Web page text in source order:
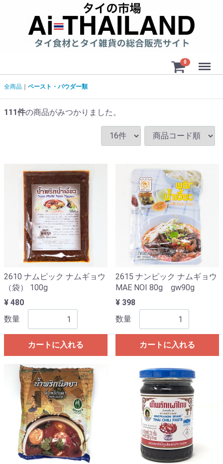
0 Menu
全商品 ペースト・パウダー類
111件の商品がみつかりました。
2610 ナムピック ナムギョウ
（袋） 100g
¥ 480
数量
カートに入れる
2615 ナンピック ナムギョウ
MAE NOI 80g gw90g
¥ 398
数量
カートに入れる